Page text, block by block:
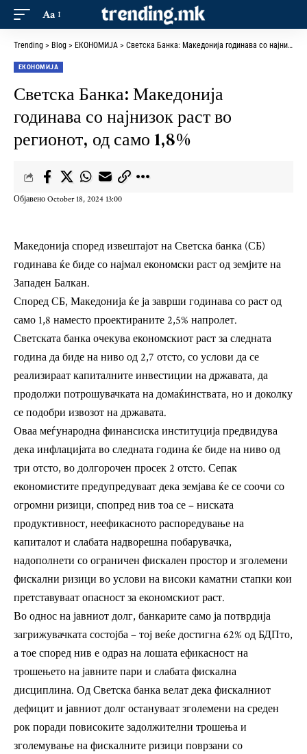
Aa
Trending > Blog > ЕКОНОМИЈА > Светска Банка: Македонија годинава со најнизок раст во регионот, од само 1,8%
ЕКОНОМИЈА
Светска Банка: Македонија
годинава со најнизок раст во
регионот, од само 1,8%
Објавено October 18, 2024 13:00
Македонија според извештајот на Светска банка (СБ)
годинава ќе биде со најмал економски раст од земјите на
Западен Балкан.
Според СБ, Македонија ќе ја заврши годинава со раст од
само 1,8 наместо проектираните 2,5% напролет.
Светската банка очекува економскиот раст за следната
година да биде на ниво од 2,7 отсто, со услови да се
реализираат капиталните инвестиции на државата, да
продолжи потрошувачката на домаќинствата, но и доколку
се подобри извозот на државата.
Оваа меѓународна финансиска институција предвидува
дека инфлацијата во следната година ќе биде на ниво од
три отсто, во долгорочен просек 2 отсто. Сепак
економистите предупредуваат дека земјава ќе се соочи со
огромни ризици, спопред нив тоа се – ниската
продуктивност, неефикасното распоредување на
капиталот и слабата надворешна побарувачка,
надополнети со ограничен фискален простор и зголемени
фискални ризици во услови на високи каматни стапки кои
претставуваат опасност за економскиот раст.
Во однос на јавниот долг, банкарите само ја потврдија
загрижувачката состојба – тој веќе достигна 62% од БДПто,
а тое според нив е одраз на лошата ефикасност на
трошењето на јавните пари и слабата фискална
дисциплина. Од Светска банка велат дека фискалниот
дефицит и јавниот долг остануваат зголемени на среден
рок поради повисоките задолжителни трошења и
зголемување на фискалните ризици поврзани со